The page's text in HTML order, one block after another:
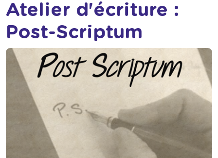
Atelier d'écriture :
Post-Scriptum